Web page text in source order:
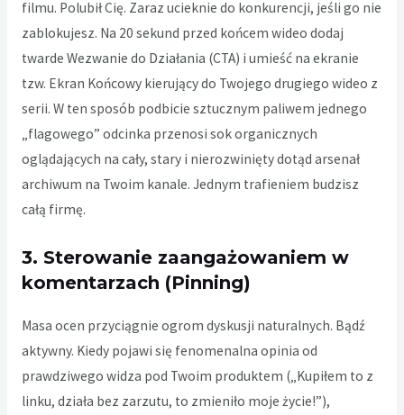
filmu. Polubił Cię. Zaraz ucieknie do konkurencji, jeśli go nie
zablokujesz. Na 20 sekund przed końcem wideo dodaj
twarde Wezwanie do Działania (CTA) i umieść na ekranie
tzw. Ekran Końcowy kierujący do Twojego drugiego wideo z
serii. W ten sposób podbicie sztucznym paliwem jednego
„flagowego” odcinka przenosi sok organicznych
oglądających na cały, stary i nierozwinięty dotąd arsenał
archiwum na Twoim kanale. Jednym trafieniem budzisz
całą firmę.
3. Sterowanie zaangażowaniem w
komentarzach (Pinning)
Masa ocen przyciągnie ogrom dyskusji naturalnych. Bądź
aktywny. Kiedy pojawi się fenomenalna opinia od
prawdziwego widza pod Twoim produktem („Kupiłem to z
linku, działa bez zarzutu, to zmieniło moje życie!”),